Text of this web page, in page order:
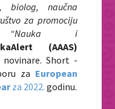
biolog, naučna
za promociju
“Nauka i
(AAAS)
novinare. Short -
za European
za 2022. godinu.